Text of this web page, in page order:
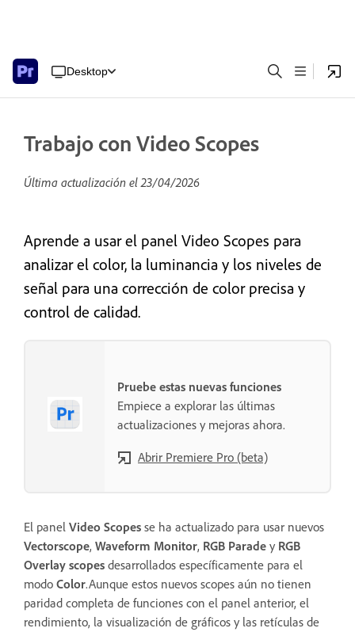
Desktop
Trabajo con Video Scopes
Última actualización el23/04/2026
Aprende a usar el panel Video Scopes para
analizar el color, la luminancia y los niveles de
señal para una corrección de color precisa y
control de calidad.
Pruebe estas nuevas funciones
Empiece a explorar las últimas
actualizaciones y mejoras ahora.
Abrir Premiere Pro (beta)
El panel Video Scopes se ha actualizado para usar nuevos
Vectorscope, Waveform Monitor, RGB Parade y RGB
Overlay scopes desarrollados específicamente para el
modo Color.Aunque estos nuevos scopes aún no tienen
paridad completa de funciones con el panel anterior, el
rendimiento, la visualización de gráficos y las retículas de